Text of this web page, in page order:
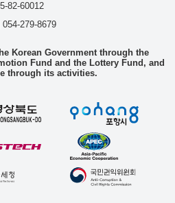
82-60012
279-8679
Korean Government through the
Fund and the Lottery Fund, and
through its activities.